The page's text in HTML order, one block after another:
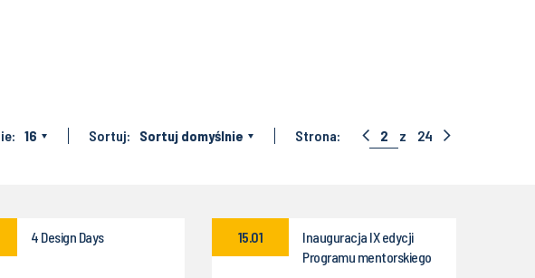
16 Sortuj: Sortuj domyślnie Strona: 2 z 24
4 Design Days
Inauguracja IX edycji
Programu mentorskiego
15.01